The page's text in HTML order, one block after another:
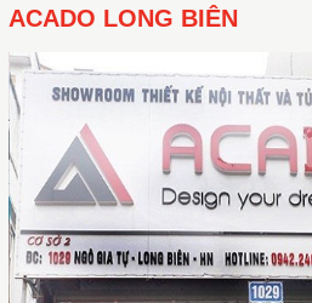
ACADO LONG BIÊN